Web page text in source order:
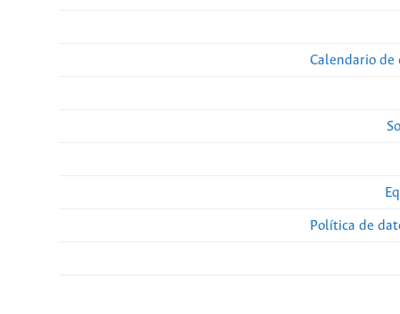
Calendario de
Política de